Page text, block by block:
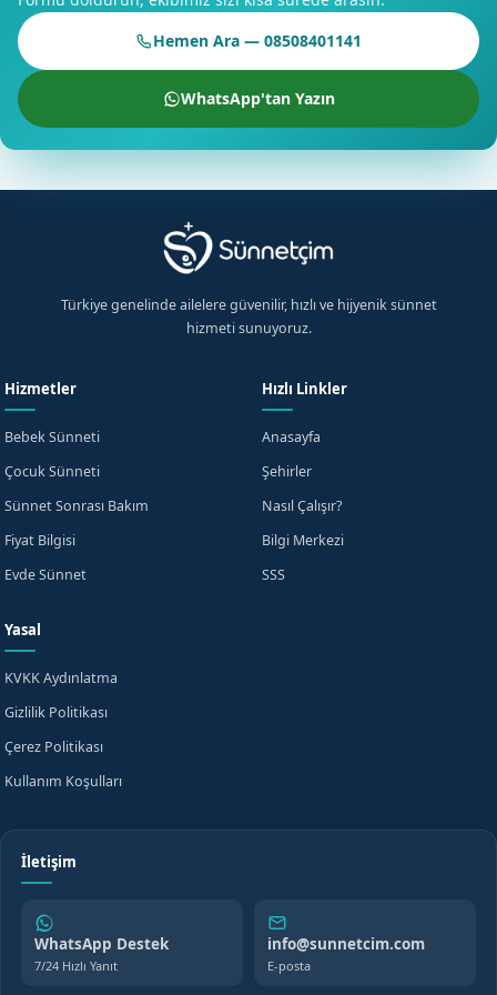
rehberimiz, size ve çocuğunuza yardımcı olacaktır.
Sünnet Sonrası Bakım Kılavuzu
Sünnet sonrası bakım, sünnet işleminin başarılı bir şekilde
sonuçlanması için önemlidir. Sünnet sonrası bakım
İnegöl'de Sizi Bekliyoruz
İnegöl sünnet hizmeti için Randevu formumuzdan bilgi
İnegöl'de sizi bekliyoruz.
Hemen Ara — 08508401141
WhatsApp'tan Yazın
Türkiye genelinde ailelere güvenilir, hızlı ve hijyenik sünnet
hizmeti sunuyoruz.
Hizmetler
Bebek Sünneti
Çocuk Sünneti
Sünnet Sonrası Bakım
Fiyat Bilgisi
Evde Sünnet
Hızlı Linkler
Anasayfa
Şehirler
Nasıl Çalışır?
Bilgi Merkezi
SSS
Yasal
KVKK Aydınlatma
Gizlilik Politikası
Çerez Politikası
Kullanım Koşulları
İletişim
WhatsApp Destek
7/24 Hızlı Yanıt
info@sunnetcim.com
E-posta